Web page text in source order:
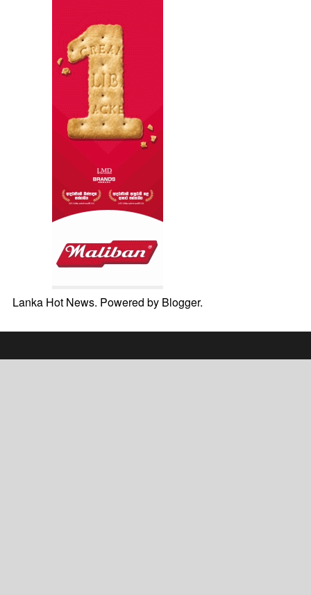
Lanka Hot News. Powered by Blogger.